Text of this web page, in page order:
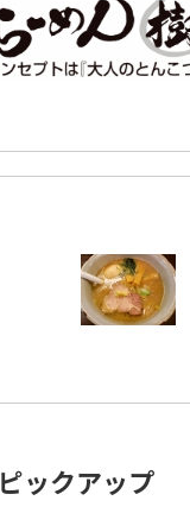
ピックアップ